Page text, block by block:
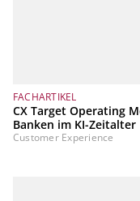
FACHARTIKEL
CX Target Operating
Banken im KI-Zeitalter
Customer Experience